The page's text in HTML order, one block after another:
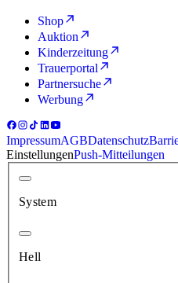
Shop
Auktion
Kinderzeitung
Trauerportal
Partnersuche
Werbung
ImpressumAGBDatenschutz
EinstellungenPush-Mitteilungen
System
Hell